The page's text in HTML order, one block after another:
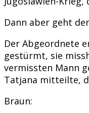
Dann aber geht
Der Abgeordnete
gestürmt, sie
vermissten Mann
Tatjana mitteilte,
Braun: